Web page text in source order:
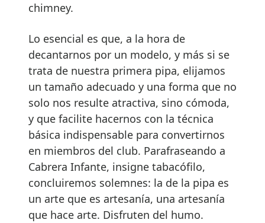
chimney.
Lo esencial es que, a la hora de
decantarnos por un modelo, y más si se
trata de nuestra primera pipa, elijamos
un tamaño adecuado y una forma que no
solo nos resulte atractiva, sino cómoda,
y que facilite hacernos con la técnica
básica indispensable para convertirnos
en miembros del club. Parafraseando a
Cabrera Infante, insigne tabacófilo,
concluiremos solemnes: la de la pipa es
un arte que es artesanía, una artesanía
que hace arte. Disfruten del humo.